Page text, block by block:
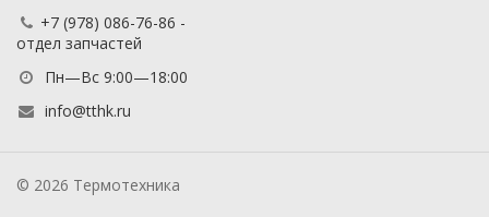
+7 (978) 086-76-86 -
отдел запчастей
Пн—Вс 9:00—18:00
info@tthk.ru
© 2026 Термотехника